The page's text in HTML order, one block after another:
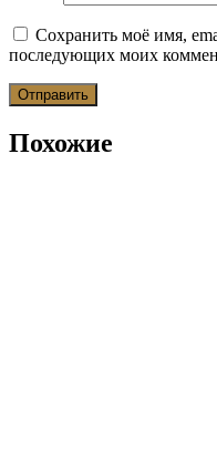
Сохранить моё имя,
последующих моих
Похожие